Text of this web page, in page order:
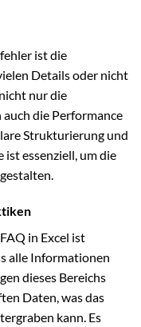
ist die
Details oder nicht
nur die
die Performance
Strukturierung und
essenziell, um die
in Excel ist
alle Informationen
dieses Bereichs
Daten, was das
kann. Es